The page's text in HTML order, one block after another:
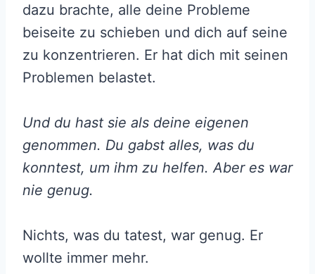
dazu brachte, alle deine Probleme
beiseite zu schieben und dich auf seine
zu konzentrieren. Er hat dich mit seinen
Problemen belastet.
Und du hast sie als deine eigenen
genommen. Du gabst alles, was du
konntest, um ihm zu helfen. Aber es war
nie genug.
Nichts, was du tatest, war genug. Er
wollte immer mehr.